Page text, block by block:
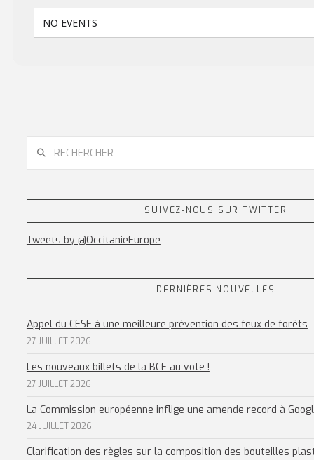
NO EVENTS
SUIVEZ-NOUS SUR TWITTER
Tweets by @OccitanieEurope
DERNIÈRES NOUVELLES
Appel du CESE à une meilleure prévention des feux de forêts
27 JUILLET 2026
Les nouveaux billets de la BCE au vote !
27 JUILLET 2026
La Commission européenne inflige une amende record à
24 JUILLET 2026
Clarification des règles sur la composition des bouteilles